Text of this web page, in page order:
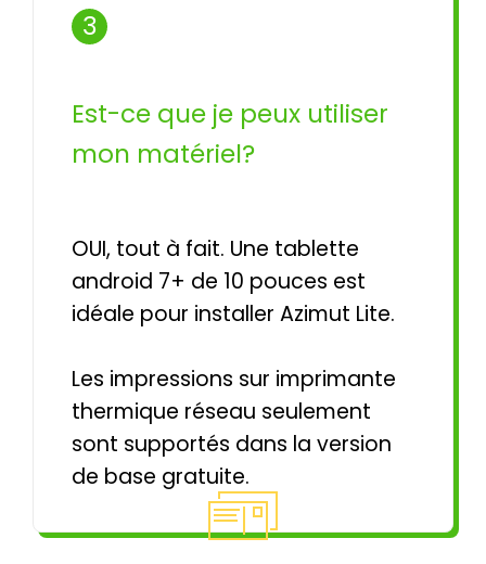
3
Est-ce que je peux utiliser
mon matériel?
OUI, tout à fait. Une tablette
android 7+ de 10 pouces est
idéale pour installer Azimut Lite.
Les impressions sur imprimante
thermique réseau seulement
sont supportés dans la version
de base gratuite.